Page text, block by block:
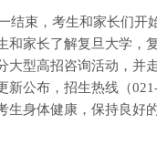
结束，考生和家长们开
和家长了解复旦大学，
大型高招咨询活动，并
新公布，招生热线（
生身体健康，保持良好